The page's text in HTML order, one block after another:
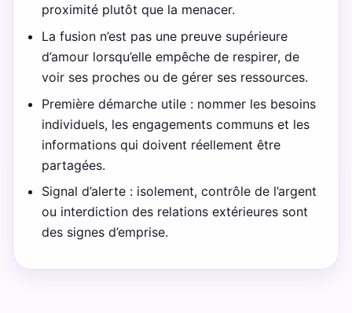
proximité plutôt que la menacer.
La fusion n’est pas une preuve supérieure
d’amour lorsqu’elle empêche de respirer, de
voir ses proches ou de gérer ses ressources.
Première démarche utile : nommer les besoins
individuels, les engagements communs et les
informations qui doivent réellement être
partagées.
Signal d’alerte : isolement, contrôle de l’argent
ou interdiction des relations extérieures sont
des signes d’emprise.